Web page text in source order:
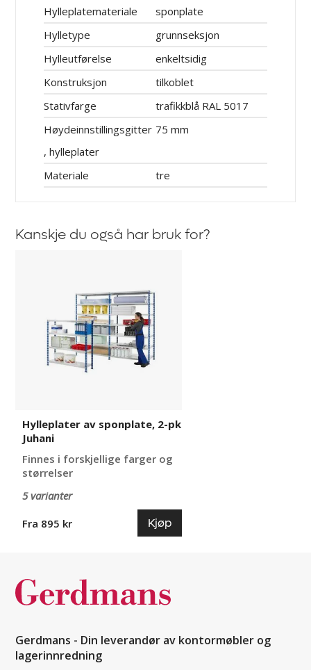
Hylleplatemateriale
sponplate
Hylletype
grunnseksjon
Hylleutførelse
enkeltsidig
Konstruksjon
tilkoblet
Stativfarge
trafikkblå RAL 5017
Høydeinnstillingsgitter
, hylleplater
75 mm
Materiale tre
Kanskje du også har bruk for?
sponplate,
Juhani
Hylleplater av sponplate, 2-pk
Juhani
Finnes i forskjellige farger og
størrelser
5 varianter
Fra 895 kr
Kjøp
Gerdmans - Din leverandør av kontormøbler og
lagerinnredning